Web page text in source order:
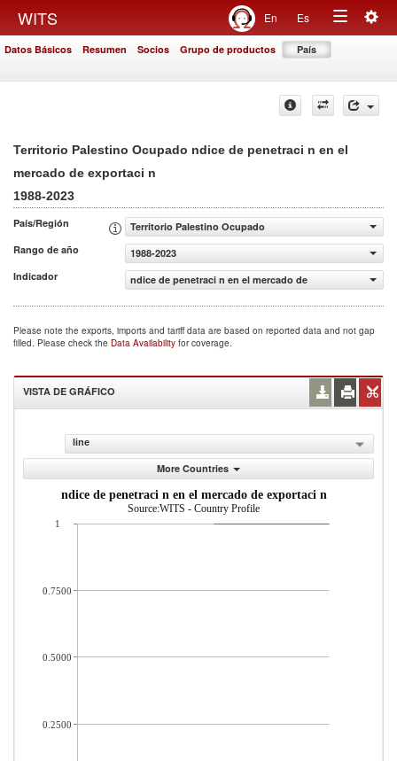
WITS En Es
Toggle
Datos Básicos Resumen Socios Grupo de productos País
Territorio Palestino Ocupado ndice de penetraci n en el
mercado de exportaci n
1988-2023
País/Región
Territorio Palestino Ocupado
Rango de año
1988-2023
Indicador
ndice de penetraci n en el mercado de exportaci n
Please note the exports, imports and tariff data are based on reported data and not gap
filled. Please check the Data Availability for coverage.
VISTA DE GRÁFICO
line
More Countries
ndice de penetraci n en el mercado de exportaci n
Source:WITS - Country Profile
1
0.7500
0.5000
0.2500